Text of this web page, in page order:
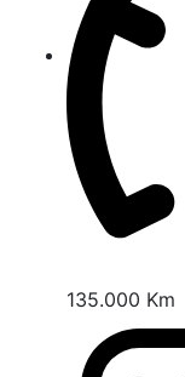
135.000 Km